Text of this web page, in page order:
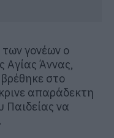
γονέων ο
Αγίας Άννας,
στο
απαράδεκτη
Παιδείας να